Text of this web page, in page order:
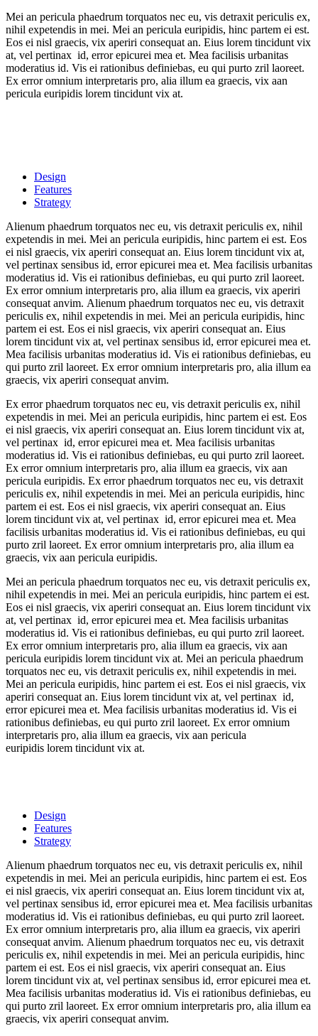
Mei an pericula phaedrum torquatos nec eu, vis detraxit periculis ex,
nihil expetendis in mei. Mei an pericula euripidis, hinc partem ei est.
Eos ei nisl graecis, vix aperiri consequat an. Eius lorem tincidunt vix
at, vel pertinax id, error epicurei mea et. Mea facilisis urbanitas
moderatius id. Vis ei rationibus definiebas, eu qui purto zril laoreet.
Ex error omnium interpretaris pro, alia illum ea graecis, vix aan
pericula euripidis lorem tincidunt vix at.
Design
Features
Strategy
Alienum phaedrum torquatos nec eu, vis detraxit periculis ex, nihil
expetendis in mei. Mei an pericula euripidis, hinc partem ei est. Eos
ei nisl graecis, vix aperiri consequat an. Eius lorem tincidunt vix at,
vel pertinax sensibus id, error epicurei mea et. Mea facilisis urbanitas
moderatius id. Vis ei rationibus definiebas, eu qui purto zril laoreet.
Ex error omnium interpretaris pro, alia illum ea graecis, vix aperiri
consequat anvim. Alienum phaedrum torquatos nec eu, vis detraxit
periculis ex, nihil expetendis in mei. Mei an pericula euripidis, hinc
partem ei est. Eos ei nisl graecis, vix aperiri consequat an. Eius
lorem tincidunt vix at, vel pertinax sensibus id, error epicurei mea et.
Mea facilisis urbanitas moderatius id. Vis ei rationibus definiebas, eu
qui purto zril laoreet. Ex error omnium interpretaris pro, alia illum ea
graecis, vix aperiri consequat anvim.
Ex error phaedrum torquatos nec eu, vis detraxit periculis ex, nihil
expetendis in mei. Mei an pericula euripidis, hinc partem ei est. Eos
ei nisl graecis, vix aperiri consequat an. Eius lorem tincidunt vix at,
vel pertinax id, error epicurei mea et. Mea facilisis urbanitas
moderatius id. Vis ei rationibus definiebas, eu qui purto zril laoreet.
Ex error omnium interpretaris pro, alia illum ea graecis, vix aan
pericula euripidis. Ex error phaedrum torquatos nec eu, vis detraxit
periculis ex, nihil expetendis in mei. Mei an pericula euripidis, hinc
partem ei est. Eos ei nisl graecis, vix aperiri consequat an. Eius
lorem tincidunt vix at, vel pertinax id, error epicurei mea et. Mea
facilisis urbanitas moderatius id. Vis ei rationibus definiebas, eu qui
purto zril laoreet. Ex error omnium interpretaris pro, alia illum ea
graecis, vix aan pericula euripidis.
Mei an pericula phaedrum torquatos nec eu, vis detraxit periculis ex,
nihil expetendis in mei. Mei an pericula euripidis, hinc partem ei est.
Eos ei nisl graecis, vix aperiri consequat an. Eius lorem tincidunt vix
at, vel pertinax id, error epicurei mea et. Mea facilisis urbanitas
moderatius id. Vis ei rationibus definiebas, eu qui purto zril laoreet.
Ex error omnium interpretaris pro, alia illum ea graecis, vix aan
pericula euripidis lorem tincidunt vix at. Mei an pericula phaedrum
torquatos nec eu, vis detraxit periculis ex, nihil expetendis in mei.
Mei an pericula euripidis, hinc partem ei est. Eos ei nisl graecis, vix
aperiri consequat an. Eius lorem tincidunt vix at, vel pertinax id,
error epicurei mea et. Mea facilisis urbanitas moderatius id. Vis ei
rationibus definiebas, eu qui purto zril laoreet. Ex error omnium
interpretaris pro, alia illum ea graecis, vix aan pericula
euripidis lorem tincidunt vix at.
Design
Features
Strategy
Alienum phaedrum torquatos nec eu, vis detraxit periculis ex, nihil
expetendis in mei. Mei an pericula euripidis, hinc partem ei est. Eos
ei nisl graecis, vix aperiri consequat an. Eius lorem tincidunt vix at,
vel pertinax sensibus id, error epicurei mea et. Mea facilisis urbanitas
moderatius id. Vis ei rationibus definiebas, eu qui purto zril laoreet.
Ex error omnium interpretaris pro, alia illum ea graecis, vix aperiri
consequat anvim. Alienum phaedrum torquatos nec eu, vis detraxit
periculis ex, nihil expetendis in mei. Mei an pericula euripidis, hinc
partem ei est. Eos ei nisl graecis, vix aperiri consequat an. Eius
lorem tincidunt vix at, vel pertinax sensibus id, error epicurei mea et.
Mea facilisis urbanitas moderatius id. Vis ei rationibus definiebas, eu
qui purto zril laoreet. Ex error omnium interpretaris pro, alia illum ea
graecis, vix aperiri consequat anvim.